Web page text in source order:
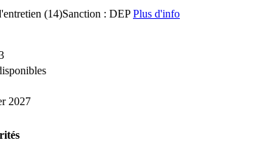
(14)Sanction : DEPPlus d'info
2027